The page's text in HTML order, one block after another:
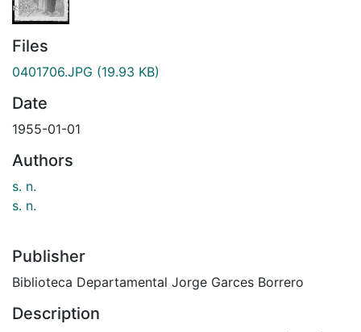
Files
0401706.JPG (19.93 KB)
Date
1955-01-01
Authors
s. n.
s. n.
Publisher
Biblioteca Departamental Jorge Garces Borrero
Description